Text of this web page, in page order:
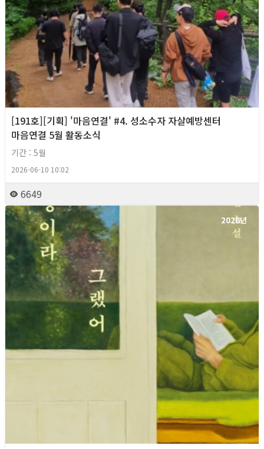
[191호][기획] '마음연결' #4. 성소수자 자살예방센터
마음연결 5월 활동소식
기간 : 5월
2026-06-10 10:02
6649
2026년